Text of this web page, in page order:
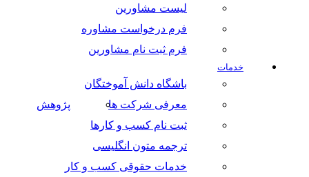
لیست مشاورین
فرم درخواست مشاوره
فرم ثبت نام مشاورین
باشگاه دانش آموختگان
معرفی شرکت ها
پژوهش
ثبت نام کسب و کارها
ترجمه متون انگلیسی
خدمات حقوقی کسب و کار